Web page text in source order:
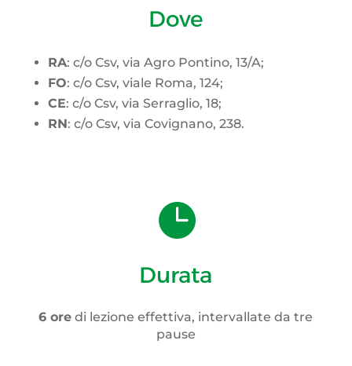
Dove
RA: c/o Csv, via Agro Pontino, 13/A;
FO: c/o Csv, viale Roma, 124;
CE: c/o Csv, via Serraglio, 18;
RN: c/o Csv, via Covignano, 238.

Durata
6 ore di lezione effettiva, intervallate da tre
pause